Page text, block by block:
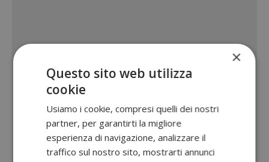
×
Questo sito web utilizza
cookie
Usiamo i cookie, compresi quelli dei nostri
partner, per garantirti la migliore
esperienza di navigazione, analizzare il
traffico sul nostro sito, mostrarti annunci